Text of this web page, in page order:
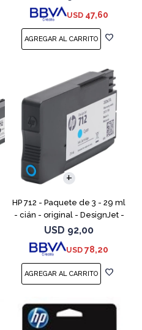
DesignJet Studio, T210, T230,
T250, T630, T650
USD 47,60
HP 712 - Paquete de 3 - 29 ml
- cián - original - DesignJet -
cartucho de tinta - para
DesignJet Studio, T210, T230,
T250, T630,
USD 92,00
USD 78,20